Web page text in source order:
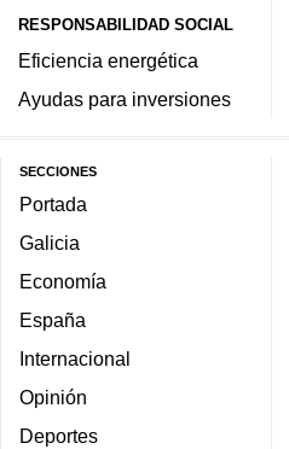
RESPONSABILIDAD SOCIAL
Eficiencia energética
Ayudas para inversiones
SECCIONES
Portada
Galicia
Economía
España
Internacional
Opinión
Deportes